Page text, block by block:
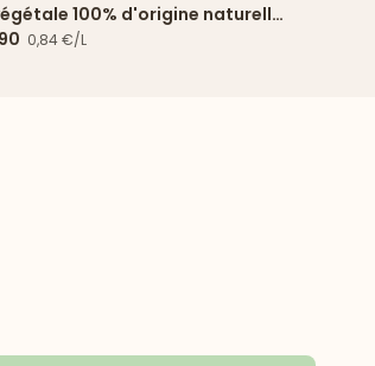
100% d'origine naturelle
10L
0,84 €/L